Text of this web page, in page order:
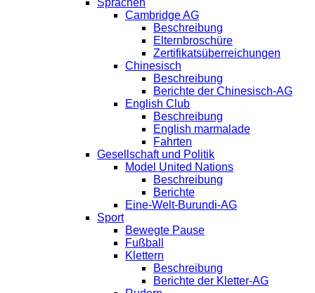
Sprachen
Cambridge AG
Beschreibung
Elternbroschüre
Zertifikatsüberreichungen
Chinesisch
Beschreibung
Berichte der Chinesisch-AG
English Club
Beschreibung
English marmalade
Fahrten
Gesellschaft und Politik
Model United Nations
Beschreibung
Berichte
Eine-Welt-Burundi-AG
Sport
Bewegte Pause
Fußball
Klettern
Beschreibung
Berichte der Kletter-AG